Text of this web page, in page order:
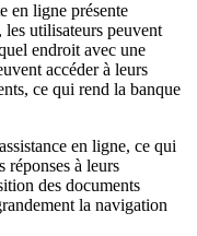
en ligne présente
les utilisateurs peuvent
endroit avec une
accéder à leurs
ce qui rend la banque
en ligne, ce qui
réponses à leurs
des documents
la navigation